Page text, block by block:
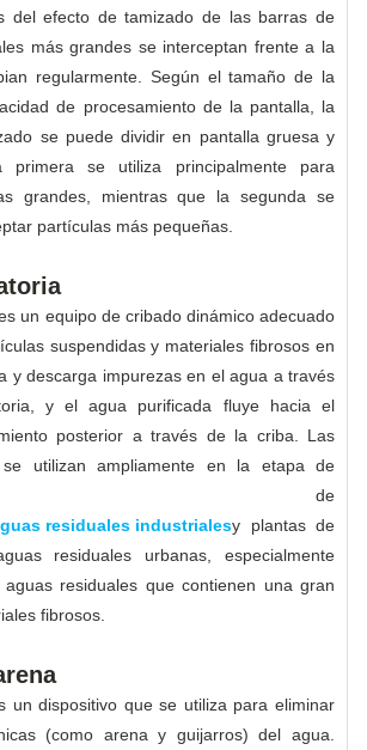
del efecto de tamizado de las barras de
más grandes se interceptan frente a la
regularmente. Según el tamaño de la
de procesamiento de la pantalla, la
se puede dividir en pantalla gruesa y
primera se utiliza principalmente para
grandes, mientras que la segunda se
partículas más pequeñas.
un equipo de cribado dinámico adecuado
suspendidas y materiales fibrosos en
y descarga impurezas en el agua a través
y el agua purificada fluye hacia el
posterior a través de la criba. Las
utilizan ampliamente en la etapa de
de
residuales industrialesy plantas de
residuales urbanas, especialmente
residuales que contienen una gran
fibrosos.
un dispositivo que se utiliza para eliminar
(como arena y guijarros) del agua.